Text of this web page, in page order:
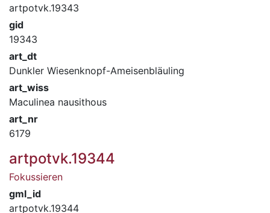
artpotvk.19343
gid
19343
art_dt
Dunkler Wiesenknopf-Ameisenbläuling
art_wiss
Maculinea nausithous
art_nr
6179
artpotvk.19344
Fokussieren
gml_id
artpotvk.19344